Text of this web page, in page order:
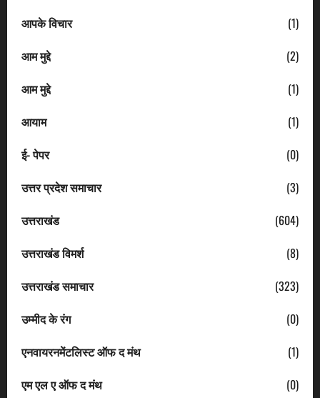
आपके विचार
(1)
आम मुद्दे
(2)
आम मुद्दे
(1)
आयाम
(1)
ई- पेपर
(0)
उत्तर प्रदेश समाचार
(3)
उत्तराखंड
(604)
उत्तराखंड विमर्श
(8)
उत्तराखंड समाचार
(323)
उम्मीद के रंग
(0)
एनवायरनमेंटलिस्ट ऑफ द मंथ
(1)
एम एल ए ऑफ द मंथ
(0)